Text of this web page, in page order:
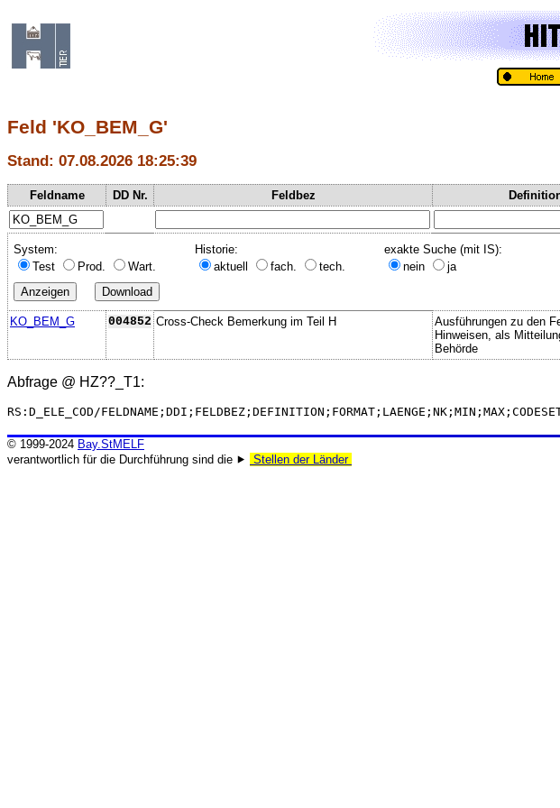
Feld 'KO_BEM_G'
Stand: 07.08.2026 18:25:39
Feldname DD Nr. Feldbez
System:
Test
Prod. Wart.
Historie:
aktuell
fach. tech.
exakte Suche (mit IS):
nein
ja
KO_BEM_G 004852 Cross-Check Bemerkung im Teil H
Ausführungen zu den
Hinweisen, als
Behörde
Abfrage @ HZ??_T1:
RS:D_ELE_COD/
© 1999-2024 Bay.StMELF
verantwortlich für die Durchführung sind die ⯈
Stellen der Länder